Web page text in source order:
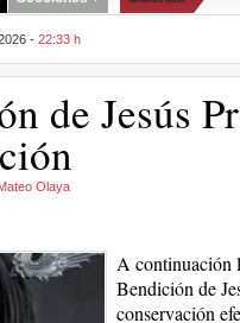
- 22:33 h
de Jesús
Olaya
A continuación
Bendición de
conservación